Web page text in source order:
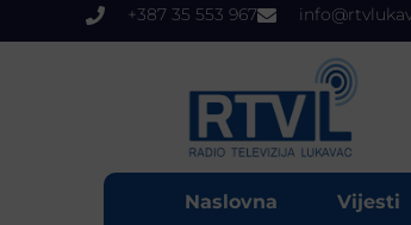
+387 35 553 967
Naslovna Vijesti